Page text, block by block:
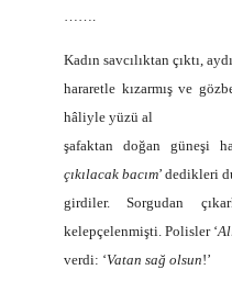
…….
Kadın savcılıktan çıktı,
hararetle kızarmış ve
hâliyle yüzü al
şafaktan doğan güneşi
çıkılacak bacım’ dedikleri
girdiler. Sorgudan
kelepçelenmişti. Polisler ‘
verdi: ‘Vatan sağ olsun!’